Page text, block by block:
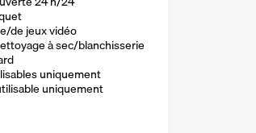
de jeux vidéo
à sec/blanchisserie
uniquement
uniquement